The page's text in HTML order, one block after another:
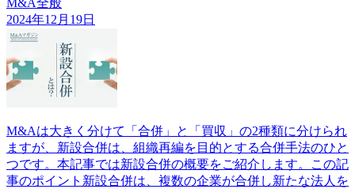
2024年12月19日
M&Aは大きく分けて「合併」と「買収」の2種類に分けられ
ますが、新設合併は、組織再編を目的とする合併手法のひと
つです。本記事では新設合併の概要をご紹介します。この記
事のポイント新設合併は、複数の企業が合併し新たな法人を